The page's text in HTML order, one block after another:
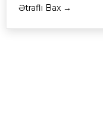
Ətraflı Bax